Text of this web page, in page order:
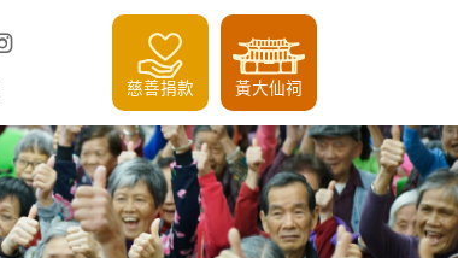
慈善捐款 黃大仙祠